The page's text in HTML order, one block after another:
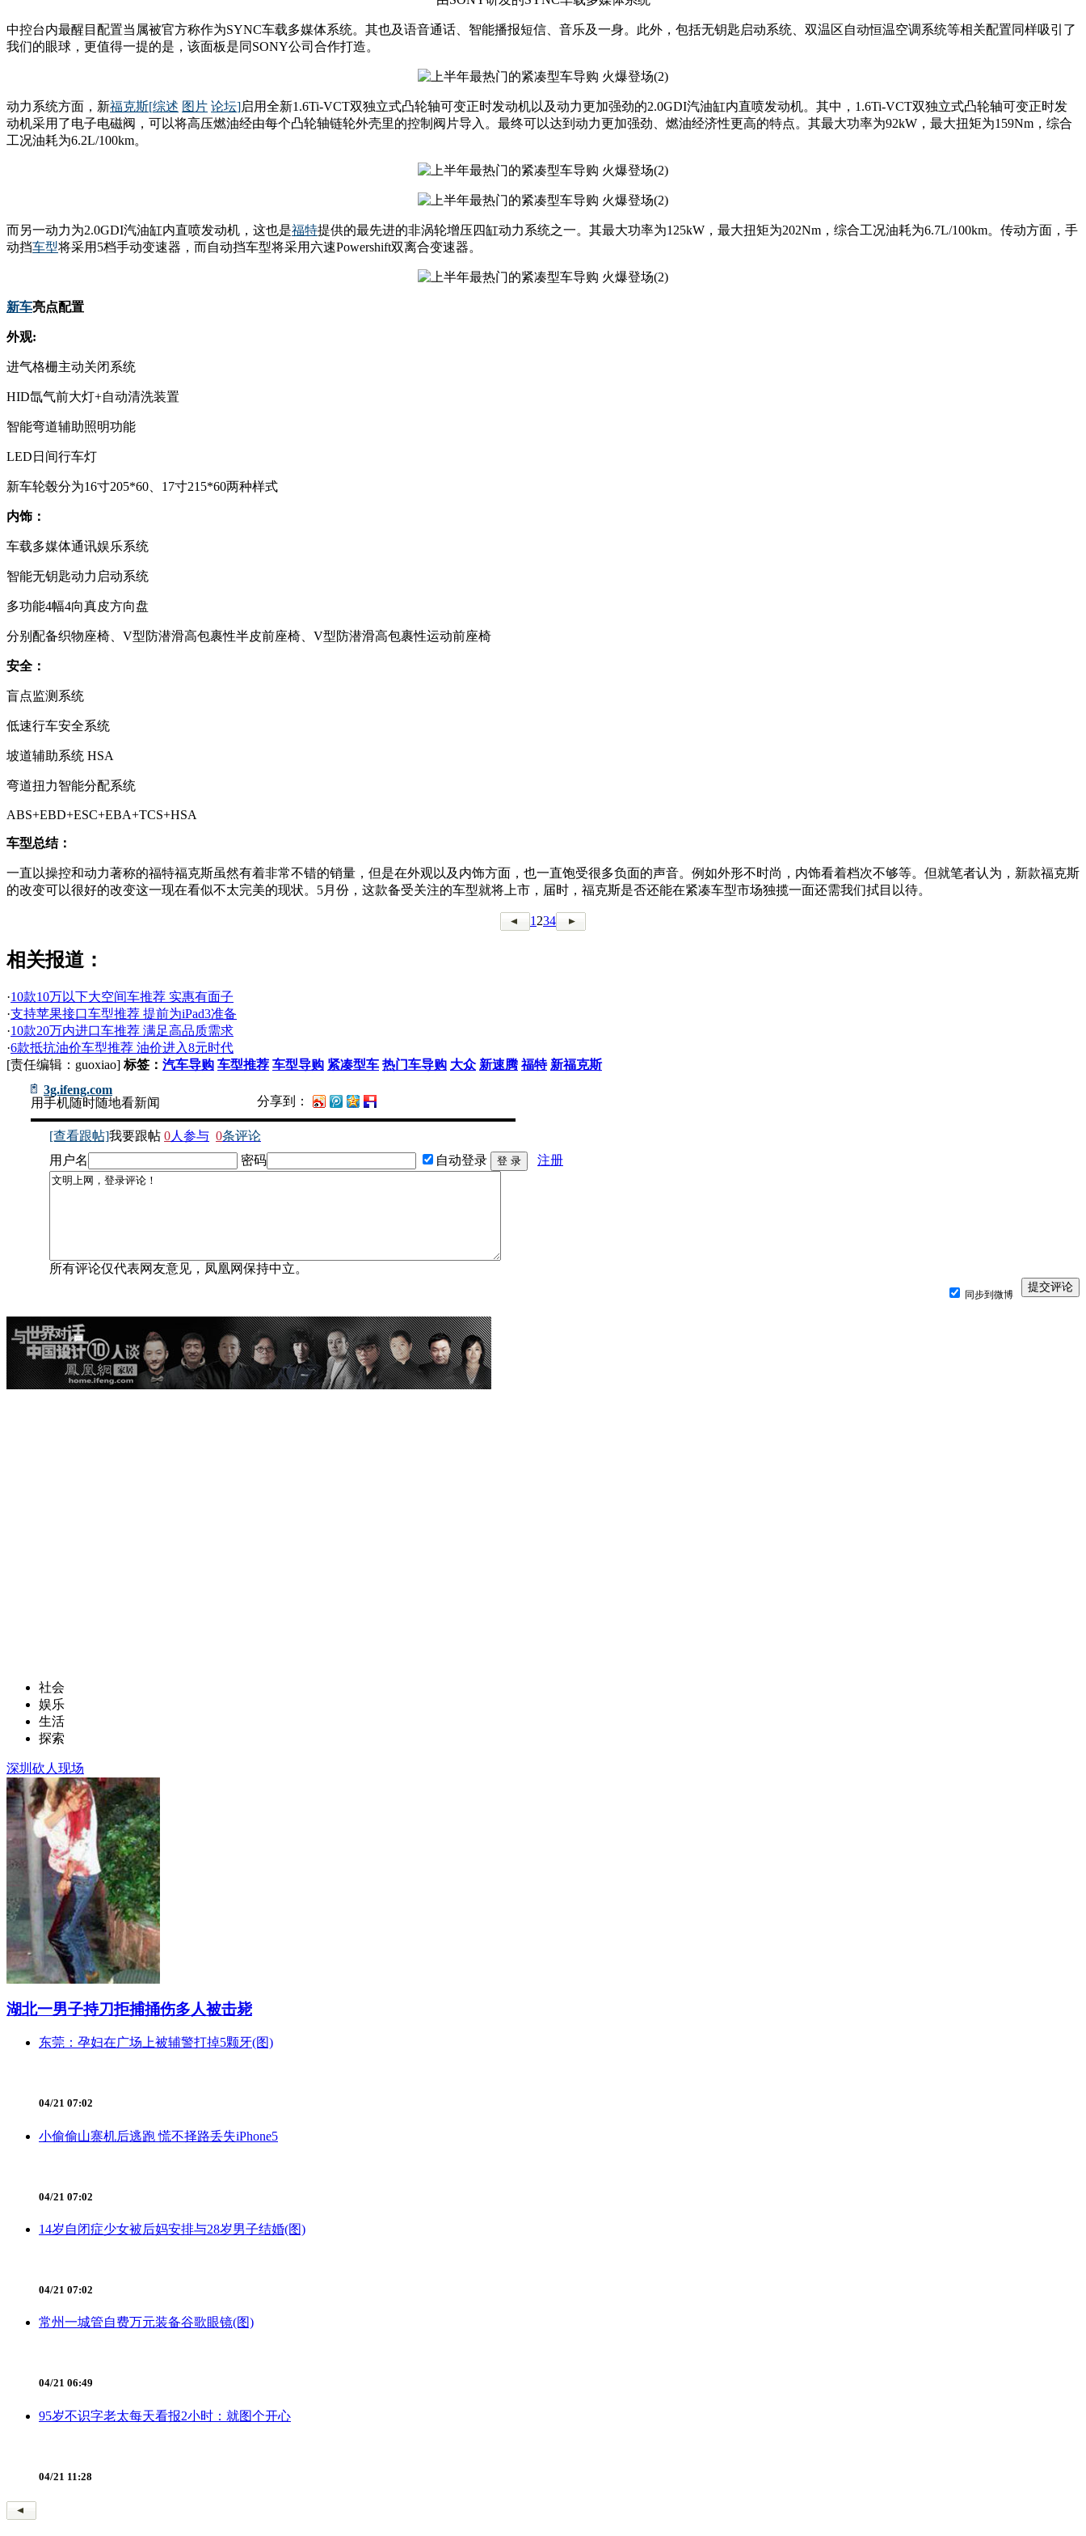
中控台内最醒目配置当属被官方称作为SYNC车载多媒体系统。其也及语音通话、智能播报短信、音乐及一身。此外，包括无钥匙启动系统、双温区自动恒温空调系统等相关配置同样吸引了
我们的眼球，更值得一提的是，该面板是同SONY公司合作打造。
动力系统方面，新福克斯[综述 图片 论坛]启用全新1.6Ti-VCT双独立式凸轮轴可变正时发动机以及动力更加强劲的2.0GDI汽油缸内直喷发动机。其中，1.6Ti-VCT双独立式凸轮轴可变正时发
动机采用了电子电磁阀，可以将高压燃油经由每个凸轮轴链轮外壳里的控制阀片导入。最终可以达到动力更加强劲、燃油经济性更高的特点。其最大功率为92kW，最大扭矩为159Nm，综合
工况油耗为6.2L/100km。
而另一动力为2.0GDI汽油缸内直喷发动机，这也是福特提供的最先进的非涡轮增压四缸动力系统之一。其最大功率为125kW，最大扭矩为202Nm，综合工况油耗为6.7L/100km。传动方面，手
动挡车型将采用5档手动变速器，而自动挡车型将采用六速Powershift双离合变速器。
新车亮点配置
外观:
进气格栅主动关闭系统
HID氙气前大灯+自动清洗装置
智能弯道辅助照明功能
LED日间行车灯
新车轮毂分为16寸205*60、17寸215*60两种样式
内饰：
车载多媒体通讯娱乐系统
智能无钥匙动力启动系统
多功能4幅4向真皮方向盘
分别配备织物座椅、V型防潜滑高包裹性半皮前座椅、V型防潜滑高包裹性运动前座椅
安全：
盲点监测系统
低速行车安全系统
坡道辅助系统 HSA
弯道扭力智能分配系统
ABS+EBD+ESC+EBA+TCS+HSA
车型总结：
一直以操控和动力著称的福特福克斯虽然有着非常不错的销量，但是在外观以及内饰方面，也一直饱受很多负面的声音。例如外形不时尚，内饰看着档次不够等。但就笔者认为，新款福克斯
的改变可以很好的改变这一现在看似不太完美的现状。5月份，这款备受关注的车型就将上市，届时，福克斯是否还能在紧凑车型市场独揽一面还需我们拭目以待。
1 234
相关报道：
·10款10万以下大空间车推荐 实惠有面子
·支持苹果接口车型推荐 提前为iPad3准备
·10款20万内进口车推荐 满足高品质需求
·6款抵抗油价车型推荐 油价进入8元时代
[责任编辑：guoxiao] 标签： 汽车导购 车型推荐 车型导购 紧凑型车 热门车导购 大众 新速腾 福特 新福克斯
3g.ifeng.com
用手机随时随地看新闻
分享到：
[查看跟帖]我要跟帖 0人参与 0条评论
用户名
密码 自动登录 注册
所有评论仅代表网友意见，凤凰网保持中立。
同步到微博
社会
娱乐
生活
探索
深圳砍人现场
湖北一男子持刀拒捕捅伤多人被击毙
东莞：孕妇在广场上被辅警打掉5颗牙(图)
04/21 07:02
小偷偷山寨机后逃跑 慌不择路丢失iPhone5
04/21 07:02
14岁自闭症少女被后妈安排与28岁男子结婚(图)
04/21 07:02
常州一城管自费万元装备谷歌眼镜(图)
04/21 06:49
95岁不识字老太每天看报2小时：就图个开心
04/21 11:28